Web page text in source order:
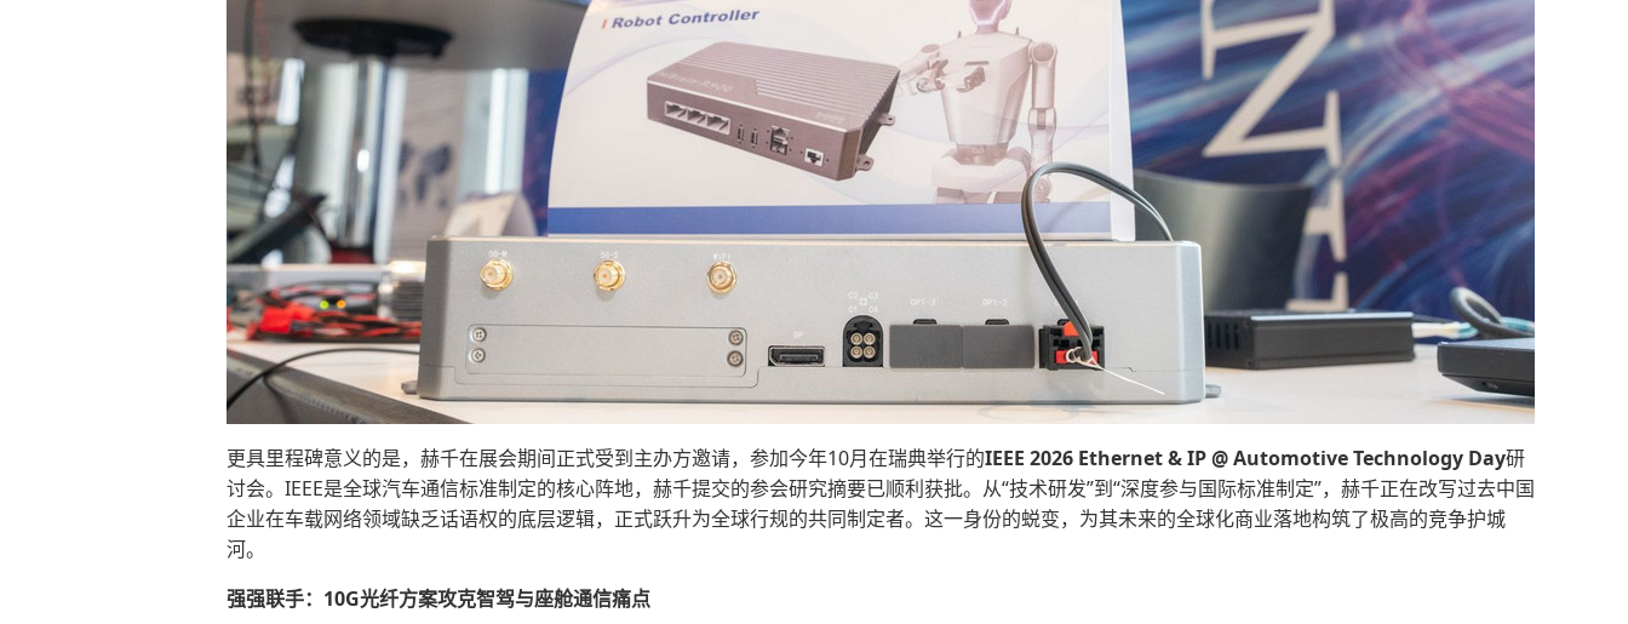
更具里程碑意义的是，赫千在展会期间正式受到主办方邀请，参加今年10月在瑞典举行的IEEE 2026 Ethernet & IP @ Automotive Technology Day研
讨会。IEEE是全球汽车通信标准制定的核心阵地，赫千提交的参会研究摘要已顺利获批。从“技术研发”到“深度参与国际标准制定”，赫千正在改写过去中国
企业在车载网络领域缺乏话语权的底层逻辑，正式跃升为全球行规的共同制定者。这一身份的蜕变，为其未来的全球化商业落地构筑了极高的竞争护城
河。
强强联手： 10G光纤方案攻克智驾与座舱通信痛点